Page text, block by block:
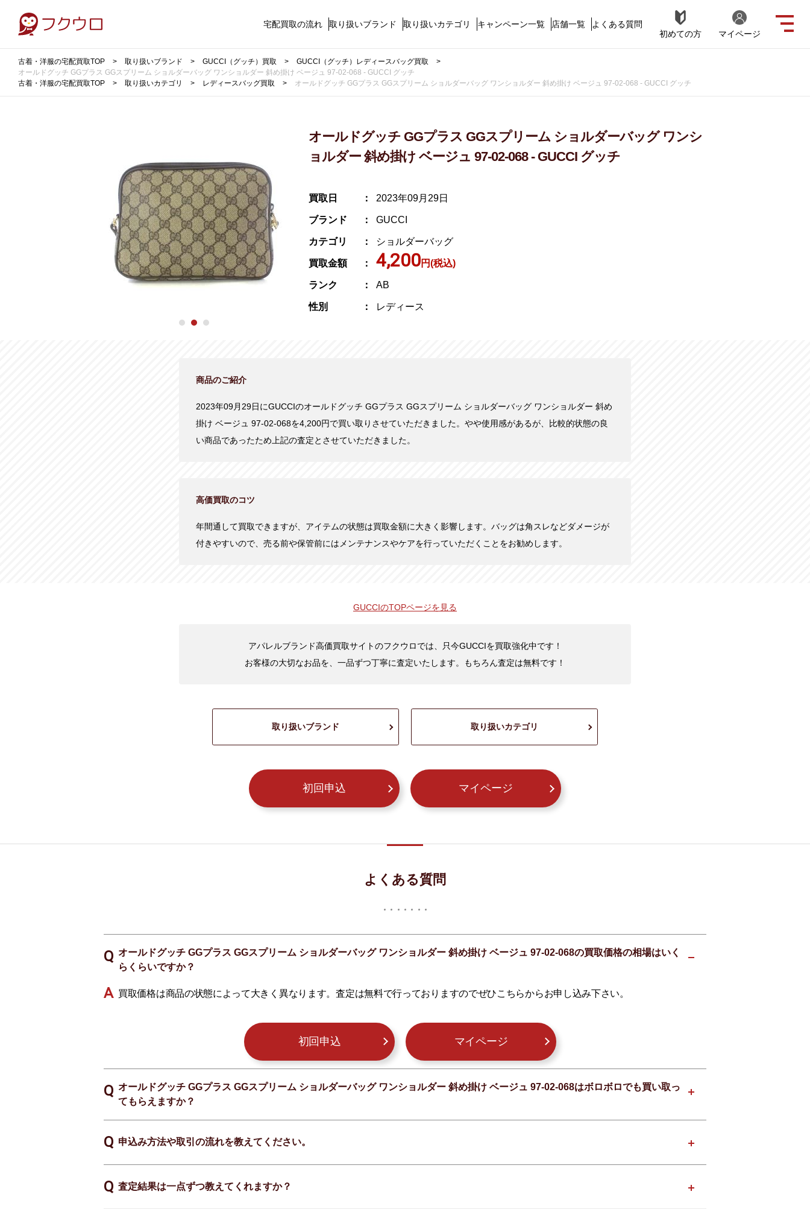
宅配買取の流れ 取り扱いブランド 取り扱いカテゴリ キャンペーン一覧 店舗一覧
よくある質問
初めての方
マイページ
古着・洋服の宅配買取TOP 取り扱いブランド GUCCI（グッチ）買取
GUCCI（グッチ）レディースバッグ買取
オールドグッチ GGプラス GGスプリーム ショルダーバッグ ワンショルダー 斜め掛け ベージュ 97-02-068 - GUCCI グッチ
古着・洋服の宅配買取TOP
取り扱いカテゴリ レディースバッグ買取 オールドグッチ GGプラス GGスプリーム ショルダーバッグ ワンショルダー 斜め掛け ベージュ 97-02-068 - GUCCI グッチ
オールドグッチ GGプラス GGスプリーム ショルダーバッグ ワンシ
ョルダー 斜め掛け ベージュ 97-02-068 - GUCCI グッチ
買取日 2023年09月29日
ブランド GUCCI
カテゴリ ショルダーバッグ
買取金額 4,200円(税込)
ランク AB
性別 レディース
商品のご紹介
2023年09月29日にGUCCIのオールドグッチ GGプラス GGスプリーム ショルダーバッグ ワンショルダー 斜め
掛け ベージュ 97-02-068を4,200円で買い取りさせていただきました。やや使用感があるが、比較的状態の良
い商品であったため上記の査定とさせていただきました。
高価買取のコツ
年間通して買取できますが、アイテムの状態は買取金額に大きく影響します。バッグは角スレなどダメージが
付きやすいので、売る前や保管前にはメンテナンスやケアを行っていただくことをお勧めします。
GUCCIのTOPページを見る
アパレルブランド高価買取サイトのフクウロでは、只今GUCCIを買取強化中です！
お客様の大切なお品を、一品ずつ丁寧に査定いたします。もちろん査定は無料です！
取り扱いブランド 取り扱いカテゴリ
初回申込 マイページ
よくある質問
オールドグッチ GGプラス GGスプリーム ショルダーバッグ ワンショルダー 斜め掛け ベージュ 97-02-068の買取価格の相場はいく
らくらいですか？
買取価格は商品の状態によって大きく異なります。査定は無料で行っておりますのでぜひこちらからお申し込み下さい。
初回申込 マイページ
オールドグッチ GGプラス GGスプリーム ショルダーバッグ ワンショルダー 斜め掛け ベージュ 97-02-068はボロボロでも買い取っ
てもらえますか？
申込み方法や取引の流れを教えてください。
査定結果は一点ずつ教えてくれますか？